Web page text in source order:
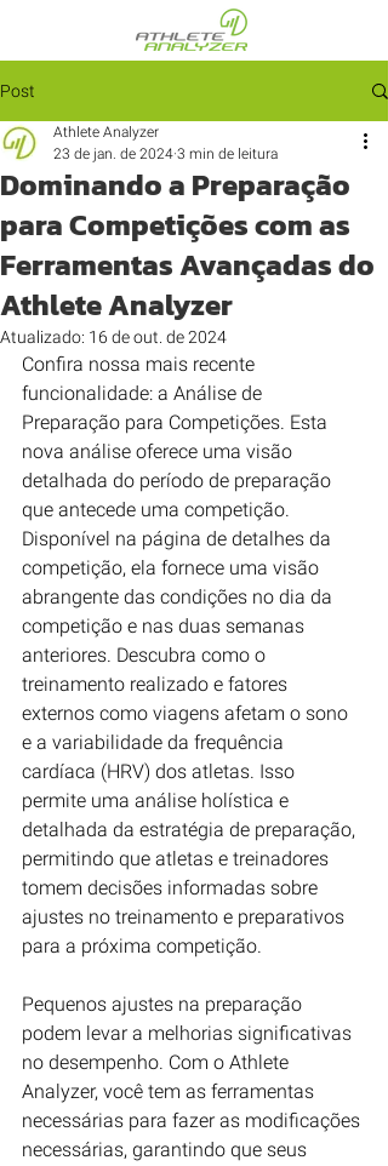
Post
Dominando a Preparação
para Competições com as
Ferramentas Avançadas do
Athlete Analyzer
Athlete Analyzer
23 de jan. de 2024 3 min de leitura
Atualizado: 16 de out. de 2024
Confira nossa mais recente
funcionalidade: a Análise de
Preparação para Competições. Esta
nova análise oferece uma visão
detalhada do período de preparação
que antecede uma competição.
Disponível na página de detalhes da
competição, ela fornece uma visão
abrangente das condições no dia da
competição e nas duas semanas
anteriores. Descubra como o
treinamento realizado e fatores
externos como viagens afetam o sono
e a variabilidade da frequência
cardíaca (HRV) dos atletas. Isso
permite uma análise holística e
detalhada da estratégia de preparação,
permitindo que atletas e treinadores
tomem decisões informadas sobre
ajustes no treinamento e preparativos
para a próxima competição.
Pequenos ajustes na preparação
podem levar a melhorias significativas
no desempenho. Com o Athlete
Analyzer, você tem as ferramentas
necessárias para fazer as modificações
necessárias, garantindo que seus